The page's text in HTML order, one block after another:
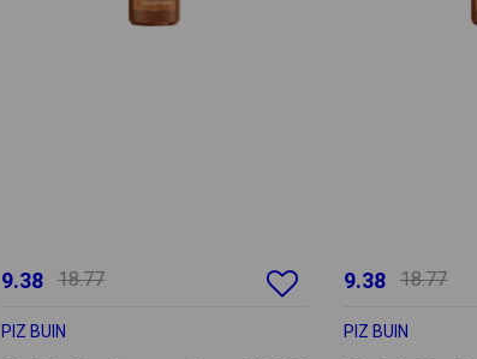
9.38 18.77
PIZ BUIN
9.38 18.77
PIZ BUIN